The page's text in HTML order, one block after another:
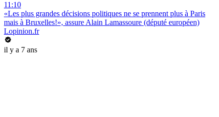
11:10
«Les plus grandes décisions politiques ne se prennent plus à Paris
mais à Bruxelles!», assure Alain Lamassoure (député européen)
Lopinion.fr
il y a 7 ans